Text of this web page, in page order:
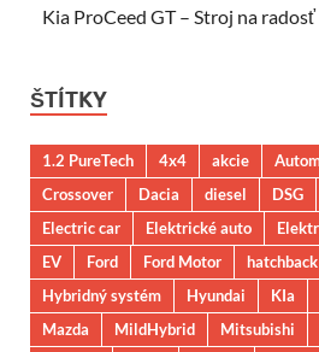
Kia ProCeed GT – Stroj na radosť
ŠTÍTKY
1.2 PureTech 4x4 akcie
Crossover
Dacia diesel DSG
Electric car
Elektrické auto
EV
Ford Ford Motor hatchback
Hybridný systém
Hyundai KIa
Mazda
MildHybrid Mitsubishi